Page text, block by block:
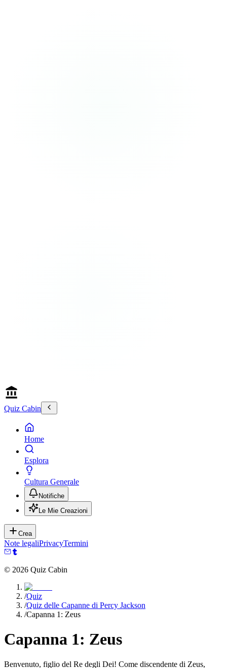
Quiz Cabin
Home
Esplora
Cultura Generale
Notifiche
Le Mie Creazioni
Crea
Note legaliPrivacyTermini
© 2026 Quiz Cabin
/Quiz
/Quiz delle Capanne di Percy Jackson
/Capanna 1: Zeus
Capanna 1: Zeus
Benvenuto, figlio del Re degli Dei! Come discendente di Zeus,